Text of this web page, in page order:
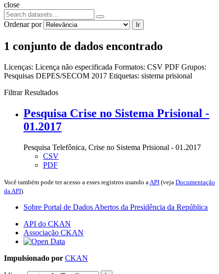
close
Ordenar por Ir
1 conjunto de dados encontrado
Licenças: Licença não especificada Formatos: CSV PDF Grupos:
Pesquisas DEPES/SECOM 2017 Etiquetas: sistema prisional
Filtrar Resultados
Pesquisa Crise no Sistema Prisional -
01.2017
Pesquisa Telefônica, Crise no Sistema Prisional - 01.2017
CSV
PDF
Você também pode ter acesso a esses registros usando a API (veja Documentação
da API).
Sobre Portal de Dados Abertos da Presidência da República
API do CKAN
Associação CKAN
Impulsionado por CKAN